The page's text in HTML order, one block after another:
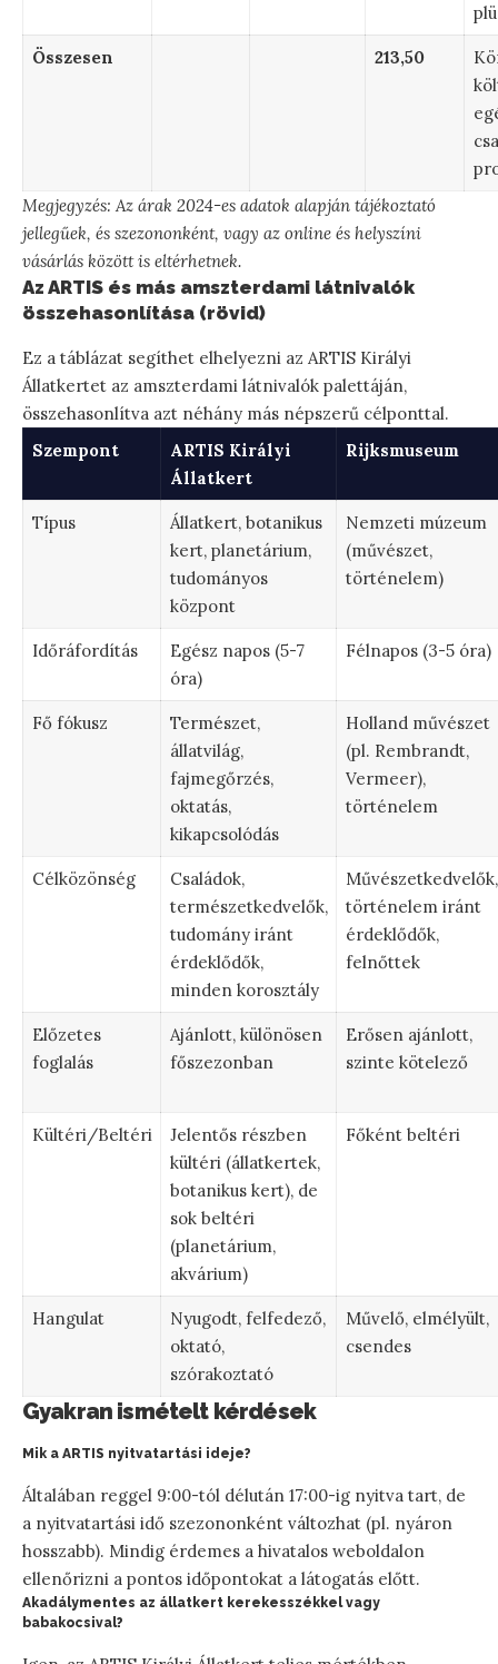
Összesen 213,50
Megjegyzés: Az árak 2024-es adatok alapján tájékoztató
jellegűek, és szezononként, vagy az online és helyszíni
vásárlás között is eltérhetnek.
Az ARTIS és más amszterdami látnivalók
összehasonlítása (rövid)
Ez a táblázat segíthet elhelyezni az ARTIS Királyi
Állatkertet az amszterdami látnivalók palettáján,
összehasonlítva azt néhány más népszerű célponttal.
Szempont
ARTIS Királyi
Állatkert
Rijksmuseum
Típus
Állatkert, botanikus
kert, planetárium,
tudományos
központ
Nemzeti múzeum
(művészet,
történelem)
Időráfordítás
Egész napos (5-7
óra)
Félnapos (3-5 óra)
Fő fókusz
Természet,
állatvilág,
fajmegőrzés,
oktatás,
kikapcsolódás
Holland művészet
(pl. Rembrandt,
Vermeer),
történelem
Célközönség
Családok,
természetkedvelők,
tudomány iránt
érdeklődők,
minden korosztály
Művészetkedvelők,
történelem iránt
érdeklődők,
felnőttek
Előzetes
foglalás
Ajánlott, különösen
főszezonban
Erősen ajánlott,
szinte kötelező
Kültéri/Beltéri
Jelentős részben
kültéri (állatkertek,
botanikus kert), de
sok beltéri
(planetárium,
akvárium)
Főként beltéri
Hangulat
Nyugodt, felfedező,
oktató,
szórakoztató
Művelő, elmélyült,
csendes
Gyakran ismételt kérdések
Mik a ARTIS nyitvatartási ideje?
Általában reggel 9:00-tól délután 17:00-ig nyitva tart, de
a nyitvatartási idő szezononként változhat (pl. nyáron
hosszabb). Mindig érdemes a hivatalos weboldalon
ellenőrizni a pontos időpontokat a látogatás előtt.
Akadálymentes az állatkert kerekesszékkel vagy
babakocsival?